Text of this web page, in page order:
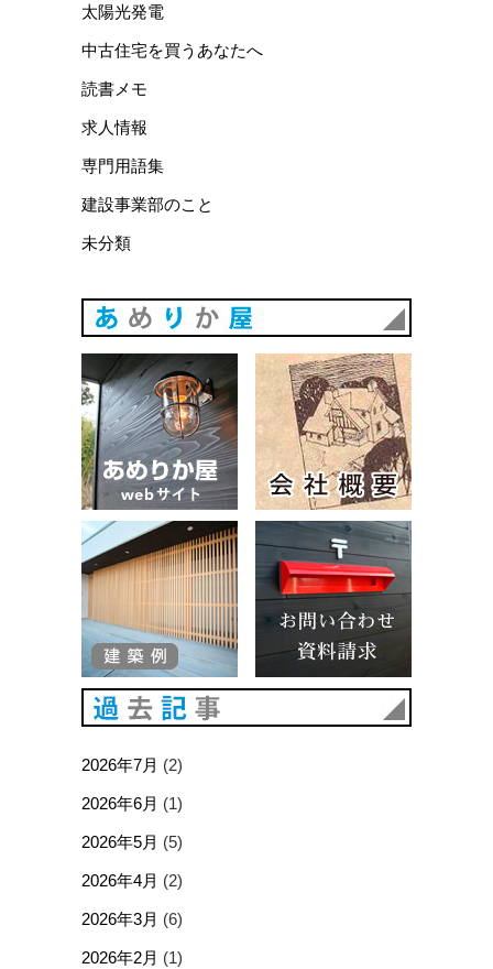
太陽光発電
中古住宅を買うあなたへ
読書メモ
求人情報
専門用語集
建設事業部のこと
未分類
あめりか屋WEBサイト
2026年7月 (2)
2026年6月 (1)
2026年5月 (5)
2026年4月 (2)
2026年3月 (6)
2026年2月 (1)